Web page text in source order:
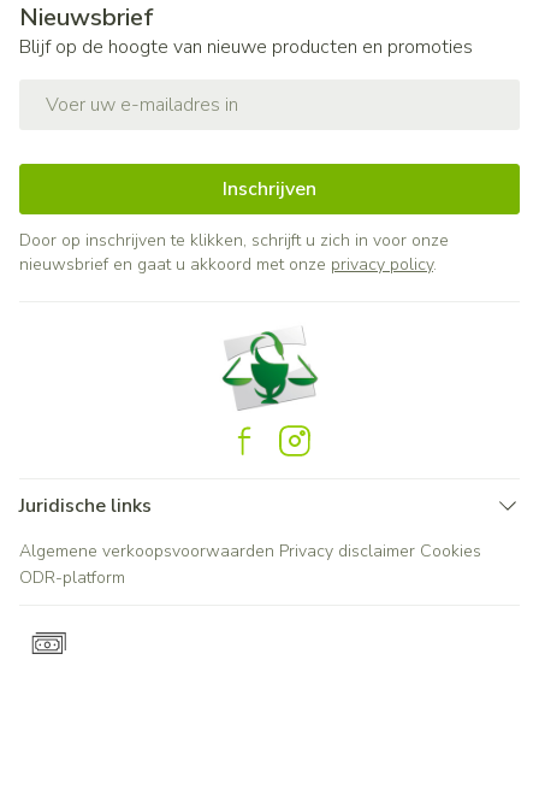
Nieuwsbrief
Blijf op de hoogte van nieuwe producten en promoties
Inschrijven
Door op inschrijven te klikken, schrijft u zich in voor onze
nieuwsbrief en gaat u akkoord met onze privacy policy.
Juridische links
Algemene verkoopsvoorwaarden Privacy disclaimer Cookies
ODR-platform